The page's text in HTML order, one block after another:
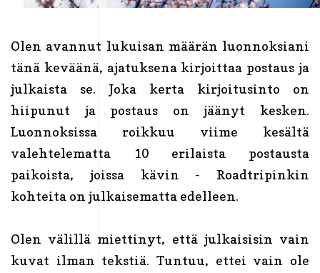
Olen avannut lukuisan määrän luonnoksiani
tänä keväänä, ajatuksena kirjoittaa postaus ja
julkaista se. Joka kerta kirjoitusinto on
hiipunut ja postaus on jäänyt kesken.
Luonnoksissa roikkuu viime kesältä
valehtelematta 10 erilaista postausta
paikoista, joissa kävin - Roadtripinkin
kohteita on julkaisematta edelleen.
Olen välillä miettinyt, että julkaisisin vain
kuvat ilman tekstiä. Tuntuu, ettei vain ole